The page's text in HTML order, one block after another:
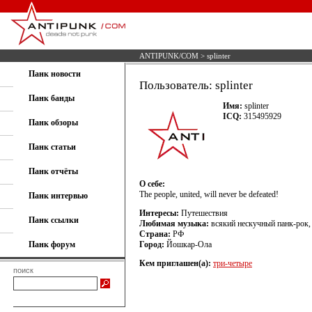
ANTIPUNK/COM > splinter
Панк новости
Панк банды
Панк обзоры
Панк статьи
Панк отчёты
Панк интервью
Панк ссылки
Панк форум
поиск
Пользователь: splinter
Имя: splinter
ICQ: 315495929
О себе:
The people, united, will never be defeated!
Интересы: Путешествия
Любимая музыка: всякий нескучный панк-рок,
Страна: РФ
Город: Йошкар-Ола
Кем приглашен(а): три-четыре